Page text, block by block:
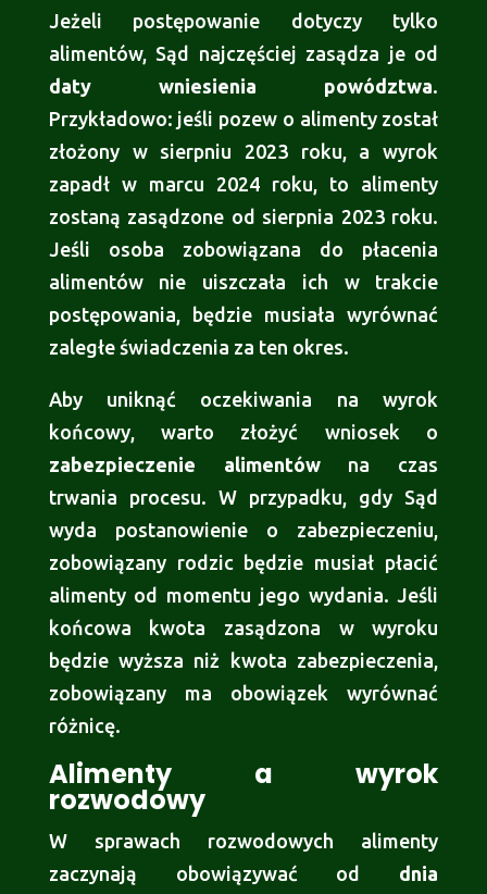
Jeżeli postępowanie dotyczy tylko
alimentów, Sąd najczęściej zasądza je od
daty wniesienia powództwa.
Przykładowo: jeśli pozew o alimenty został
złożony w sierpniu 2023 roku, a wyrok
zapadł w marcu 2024 roku, to alimenty
zostaną zasądzone od sierpnia 2023 roku.
Jeśli osoba zobowiązana do płacenia
alimentów nie uiszczała ich w trakcie
postępowania, będzie musiała wyrównać
zaległe świadczenia za ten okres.
Aby uniknąć oczekiwania na wyrok
końcowy, warto złożyć wniosek o
zabezpieczenie alimentówna czas
trwania procesu. W przypadku, gdy Sąd
wyda postanowienie o zabezpieczeniu,
zobowiązany rodzic będzie musiał płacić
alimenty od momentu jego wydania. Jeśli
końcowa kwota zasądzona w wyroku
będzie wyższa niż kwota zabezpieczenia,
zobowiązany ma obowiązek wyrównać
różnicę.
Alimenty a wyrok
rozwodowy
W sprawach rozwodowych alimenty
zaczynają obowiązywać od dnia